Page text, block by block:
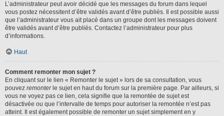
L’administrateur peut avoir décidé que les messages du forum dans lequel
vous postez nécessitent d’être validés avant d’être publiés. Il est possible aussi
que l’administrateur vous ait placé dans un groupe dont les messages doivent
être validés avant d’être publiés. Contactez l’administrateur pour plus
d’informations.
Haut
Comment remonter mon sujet ?
En cliquant sur le lien « Remonter le sujet » lors de sa consultation, vous
pouvez remonterle sujet en haut du forum sur la première page. Par ailleurs, si
vous ne voyez pas ce lien, cela signifie que la remontée de sujet est
désactivée ou que l’intervalle de temps pour autoriser la remontée n’est pas
atteint. Il est également possible de remonter un sujet simplement en y